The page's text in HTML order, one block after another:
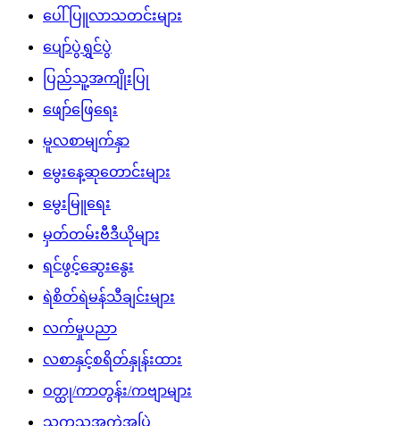
ပေါ်ပြူလာသတင်းများ
ပျော်ပွဲရွှင်ပွဲ
ပြည်သူ့အကျိုးပြု
ဖျော်ဖြေရေး
မူလစာမျက်နှာ
မွေးနေ့ဆုတောင်းများ
မွေးမြူရေး
မှတ်တမ်းဗီဒီယိုများ
ရင်ဖွင့်ဆွေးနွေး
ရဲစိတ်ရဲမန်သီချင်းများ
လက်မှုပညာ
လစာနှင့်စရိတ်နှုန်းထား
ဝတ္ထု/ကာတွန်း/ကဗျာများ
သကသအကွဲအပြဲ